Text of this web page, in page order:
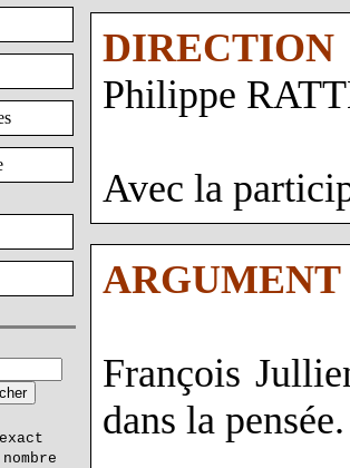
Philippe
Avec la
ARGUMENT
François
dans la pensée.